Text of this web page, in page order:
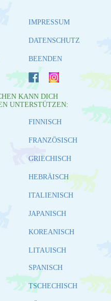
IMPRESSUM
DATENSCHUTZ
BEENDEN
KANN DICH
UNTERSTÜTZEN:
FINNISCH
FRANZÖSISCH
GRIECHISCH
HEBRÄISCH
ITALIENISCH
JAPANISCH
KOREANISCH
LITAUISCH
SPANISCH
TSCHECHISCH